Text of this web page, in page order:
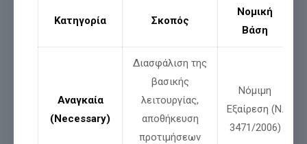
Σχετικές αναρτήσεις
Κατηγορία Σκοπός
Νομική
Βάση
Αναγκαία
(Necessary)
Διασφάλιση της
βασικής
λειτουργίας,
αποθήκευση
προτιμήσεων
Νόμιμη
Εξαίρεση (Ν.
3471/2006)